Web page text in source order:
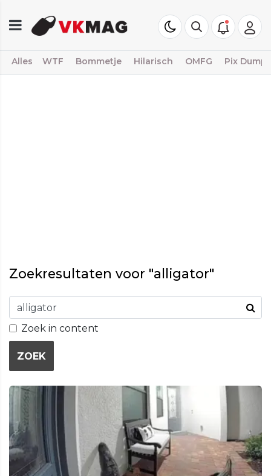
Alles WTF Bommetje Hilarisch OMFG Pix Dump
Zoekresultaten voor "alligator"
Zoek in content
ZOEK